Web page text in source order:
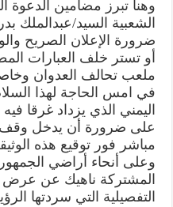
وهنا تبرز مضامين الدعوة
الشعبية السيد/عبدالملك
ضرورة الإعلان الصريح
أو تستر خلف العبارات
ملعب تحالف العدوان
في امس الحاجة لهذا
اليمني الذي يزداد غرقا
على ضرورة أن يدخل وقف
مباشر فور توقيع هذه
وعلى أنحاء أراضي
المشتركة ناهيك عن عرض
التفصيلية التي سردتها